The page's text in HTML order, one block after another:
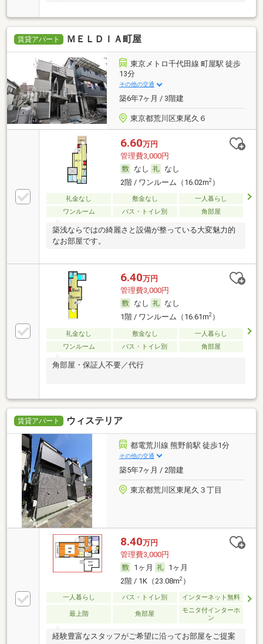
賃貸アパート ＭＥＬＤＩＡ町屋
東京メトロ千代田線 町屋駅 徒歩
13分
その他の交通
築6年7ヶ月 / 3階建
東京都荒川区東尾久６
6.60万円
管理費3,000円
なし
なし
2階 / ワンルーム（16.02m2）
礼金なし 敷金なし
一人暮らし
ワンルーム
バス・トイレ別 角部屋
築浅ならではの綺麗さと設備が整っている大変魅力的
なお部屋です。
6.40万円
管理費3,000円
なし
なし
1階 / ワンルーム（16.61m2）
礼金なし 敷金なし
一人暮らし
ワンルーム
バス・トイレ別 角部屋
角部屋・保証人不要／代行
賃貸アパート ウィステリア
都電荒川線 熊野前駅 徒歩1分
その他の交通
築5年7ヶ月 / 2階建
東京都荒川区東尾久３丁目
8.40万円
管理費3,000円
1ヶ月
1ヶ月
2階 / 1K（23.08m2）
一人暮らし バス・トイレ別 インターネット無料
最上階 角部屋
モニタ付インターホ
ン
経験豊富なスタッフがご希望に沿ってお部屋をご提案